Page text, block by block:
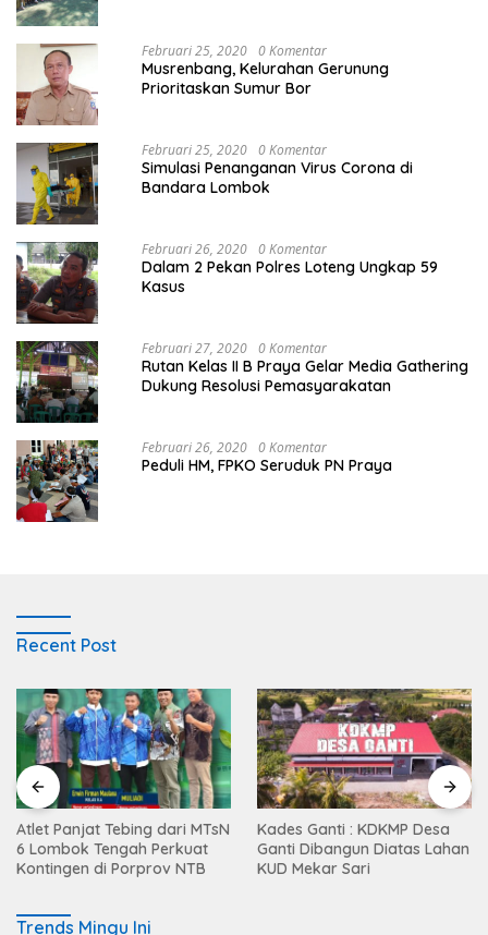
Februari 25, 2020 0 Komentar
Musrenbang, Kelurahan Gerunung
Prioritaskan Sumur Bor
Februari 25, 2020 0 Komentar
Simulasi Penanganan Virus Corona di
Bandara Lombok
Februari 26, 2020 0 Komentar
Dalam 2 Pekan Polres Loteng Ungkap 59
Kasus
Februari 27, 2020 0 Komentar
Rutan Kelas II B Praya Gelar Media Gathering
Dukung Resolusi Pemasyarakatan
Februari 26, 2020 0 Komentar
Peduli HM, FPKO Seruduk PN Praya
Recent Post
Atlet Panjat Tebing dari MTsN
6 Lombok Tengah Perkuat
Kontingen di Porprov NTB
Kades Ganti : KDKMP Desa
Ganti Dibangun Diatas Lahan
KUD Mekar Sari
Trends Mingu Ini